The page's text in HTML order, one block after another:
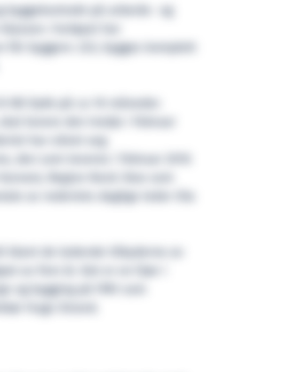
byggekontrakt på arbeids- og
Fartøyet har
får byggenr. 223, bygges komplett
Dykk på ca 10 måneder.
levere den tredje i februar
har sikret seg
den som leveres i februar 2016
Region Nord. Noe som
av rederiets daglige leder Ola
blant de ledende tilbyderne av
av fem år. Det er en fjær i
og bygging på FMV som
Hugo Strand.